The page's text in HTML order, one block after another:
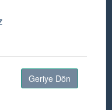
Geriye Dön